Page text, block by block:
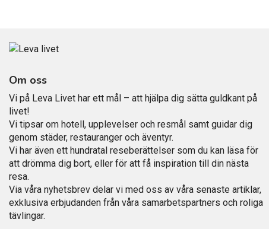
Om oss
Vi på Leva Livet har ett mål – att hjälpa dig sätta guldkant på
livet!
Vi tipsar om hotell, upplevelser och resmål samt guidar dig
genom städer, restauranger och äventyr.
Vi har även ett hundratal reseberättelser som du kan läsa för
att drömma dig bort, eller för att få inspiration till din nästa
resa.
Via våra nyhetsbrev delar vi med oss av våra senaste artiklar,
exklusiva erbjudanden från våra samarbetspartners och roliga
tävlingar.